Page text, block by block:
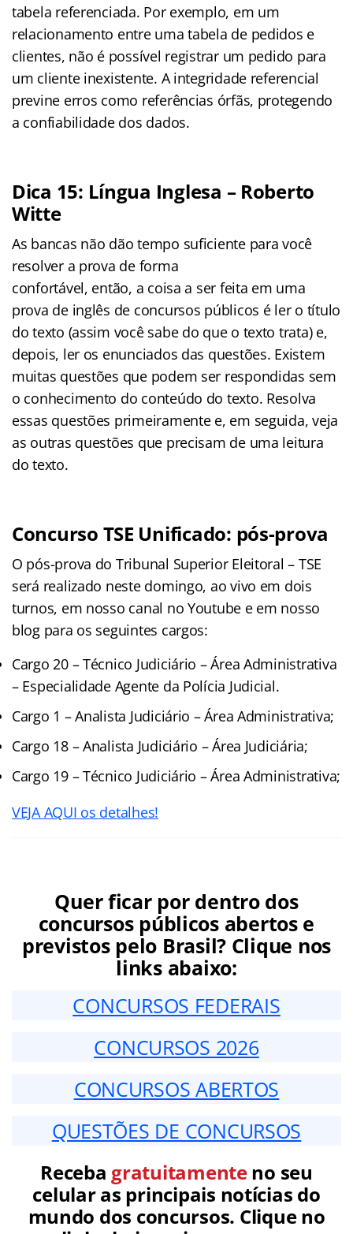
tabela referenciada. Por exemplo, em um
relacionamento entre uma tabela de pedidos e
clientes, não é possível registrar um pedido para
um cliente inexistente. A integridade referencial
previne erros como referências órfãs, protegendo
a confiabilidade dos dados.
Dica 15: Língua Inglesa – Roberto
Witte
As bancas não dão tempo suficiente para você
resolver a prova de forma
confortável, então, a coisa a ser feita em uma
prova de inglês de concursos públicos é ler o título
do texto (assim você sabe do que o texto trata) e,
depois, ler os enunciados das questões. Existem
muitas questões que podem ser respondidas sem
o conhecimento do conteúdo do texto. Resolva
essas questões primeiramente e, em seguida, veja
as outras questões que precisam de uma leitura
do texto.
Concurso TSE Unificado: pós-prova
O pós-prova do Tribunal Superior Eleitoral – TSE
será realizado neste domingo, ao vivo em dois
turnos, em nosso canal no Youtube e em nosso
blog para os seguintes cargos:
Cargo 20 – Técnico Judiciário – Área Administrativa
– Especialidade Agente da Polícia Judicial.
Cargo 1 – Analista Judiciário – Área Administrativa;
Cargo 18 – Analista Judiciário – Área Judiciária;
Cargo 19 – Técnico Judiciário – Área Administrativa;
VEJA AQUI os detalhes!
Quer ficar por dentro dos
concursos públicos abertos e
previstos pelo Brasil? Clique nos
links abaixo:
CONCURSOS FEDERAIS
CONCURSOS 2026
CONCURSOS ABERTOS
QUESTÕES DE CONCURSOS
Receba gratuitamenteno seu
celular as principais notícias do
mundo dos concursos. Clique no